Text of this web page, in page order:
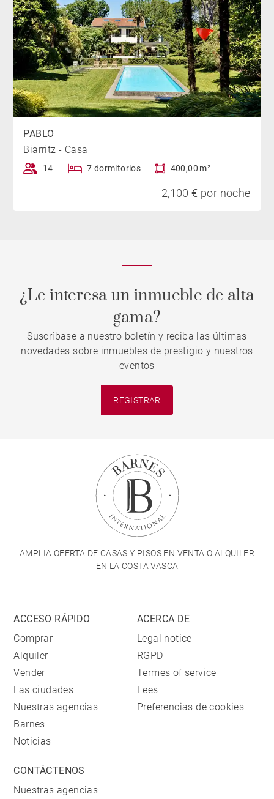
PABLO
Biarritz - Casa
14 7 dormitorios 400,00 m²
2,100 € por noche
¿Le interesa un inmueble de alta
gama?
Suscríbase a nuestro boletín y reciba las últimas
novedades sobre inmuebles de prestigio y nuestros
eventos
REGISTRAR
AMPLIA OFERTA DE CASAS Y PISOS EN VENTA O ALQUILER
EN LA COSTA VASCA
ACCESO RÁPIDO
Comprar
Alquiler
Vender
Las ciudades
Nuestras agencias
Barnes
Noticias
ACERCA DE
Legal notice
RGPD
Termes of service
Fees
Preferencias de cookies
CONTÁCTENOS
Nuestras agencias